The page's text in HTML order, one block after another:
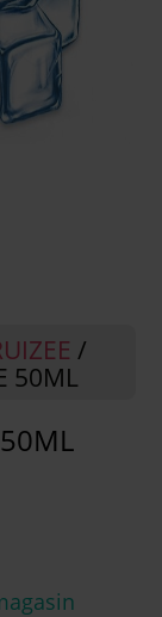
/
50ML